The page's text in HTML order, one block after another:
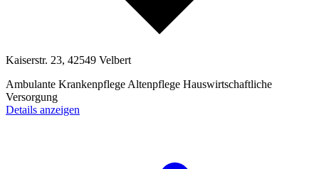
Kaiserstr. 23, 42549 Velbert
Ambulante Krankenpflege Altenpflege Hauswirtschaftliche
Versorgung
Details anzeigen